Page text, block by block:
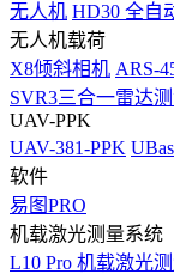
无人机 HD30 全自
无人机载荷
X8倾斜相机 ARS-
SVR3三合一雷达
UAV-PPK
UAV-381-PPK
软件
易图PRO
机载激光测量系统
L10 Pro 机载激光